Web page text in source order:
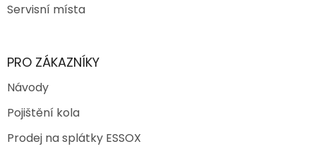
Servisní místa
PRO ZÁKAZNÍKY
Návody
Pojištění kola
Prodej na splátky ESSOX